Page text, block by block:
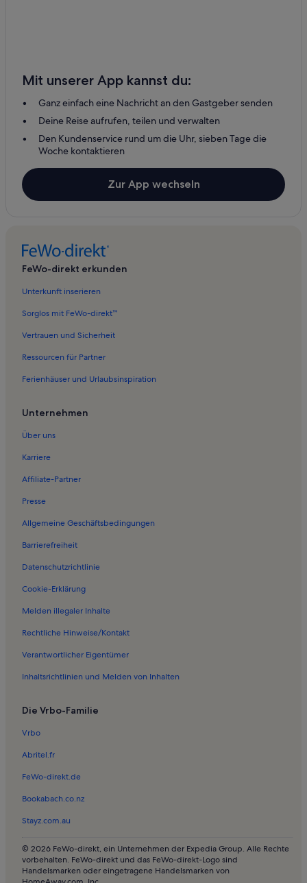
Mit unserer App kannst du:
Ganz einfach eine Nachricht an den Gastgeber senden
Deine Reise aufrufen, teilen und verwalten
Den Kundenservice rund um die Uhr, sieben Tage die
Woche kontaktieren
Zur App wechseln
FeWo-direkt erkunden
Unterkunft inserieren
Sorglos mit FeWo-direkt™
Vertrauen und Sicherheit
Ressourcen für Partner
Ferienhäuser und Urlaubsinspiration
Unternehmen
Über uns
Karriere
Affiliate-Partner
Presse
Allgemeine Geschäftsbedingungen
Barrierefreiheit
Datenschutzrichtlinie
Cookie-Erklärung
Melden illegaler Inhalte
Rechtliche Hinweise/Kontakt
Verantwortlicher Eigentümer
Inhaltsrichtlinien und Melden von Inhalten
Die Vrbo-Familie
Vrbo
Abritel.fr
FeWo-direkt.de
Bookabach.co.nz
Stayz.com.au
© 2026 FeWo-direkt, ein Unternehmen der Expedia Group. Alle Rechte
vorbehalten. FeWo-direkt und das FeWo-direkt-Logo sind
Handelsmarken oder eingetragene Handelsmarken von